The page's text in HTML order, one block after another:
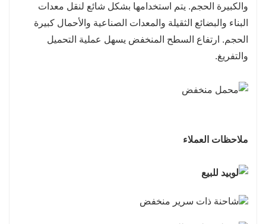
والكبيرة الحجم. يتم استخدامها بشكل شائع لنقل معدات
البناء والبضائع الثقيلة والمعدات الصناعية والأحمال كبيرة
الحجم. ارتفاع السطح المنخفض يسهل عملية التحميل
والتفريغ.
ملاحظات العملاء